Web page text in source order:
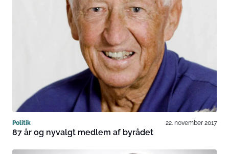
Politik 22. november 2017
87 år og nyvalgt medlem af byrådet